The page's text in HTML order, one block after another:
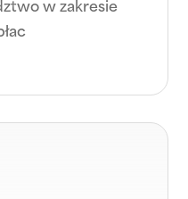
w zakresie